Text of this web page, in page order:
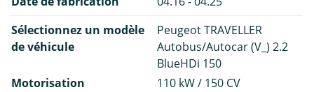
Sélectionnez un modèle
de véhicule
Peugeot TRAVELLER
Autobus/Autocar (V_) 2.2
BlueHDi 150
Motorisation
110 kW / 150 CV